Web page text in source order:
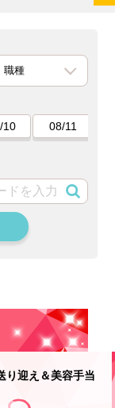
10 08/11
り迎え＆美容手当